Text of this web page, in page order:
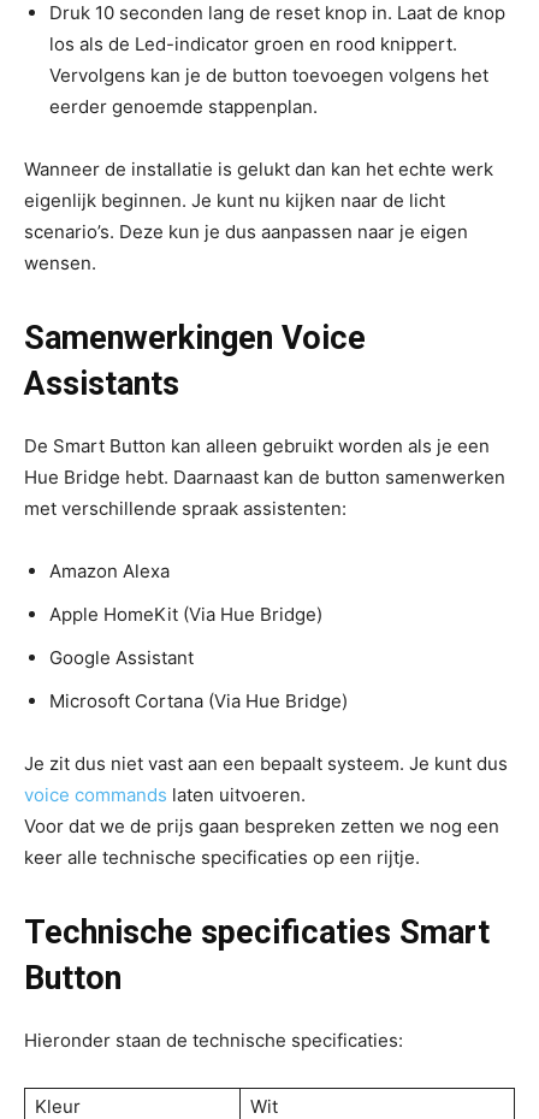
Druk 10 seconden lang de reset knop in. Laat de knop
los als de Led-indicator groen en rood knippert.
Vervolgens kan je de button toevoegen volgens het
eerder genoemde stappenplan.
Wanneer de installatie is gelukt dan kan het echte werk
eigenlijk beginnen. Je kunt nu kijken naar de licht
scenario’s. Deze kun je dus aanpassen naar je eigen
wensen.
Samenwerkingen Voice
Assistants
De Smart Button kan alleen gebruikt worden als je een
Hue Bridge hebt. Daarnaast kan de button samenwerken
met verschillende spraak assistenten:
Amazon Alexa
Apple HomeKit (Via Hue Bridge)
Google Assistant
Microsoft Cortana (Via Hue Bridge)
Je zit dus niet vast aan een bepaalt systeem. Je kunt dus
voice commands laten uitvoeren.
Voor dat we de prijs gaan bespreken zetten we nog een
keer alle technische specificaties op een rijtje.
Technische specificaties Smart
Button
Hieronder staan de technische specificaties:
Kleur
Wit